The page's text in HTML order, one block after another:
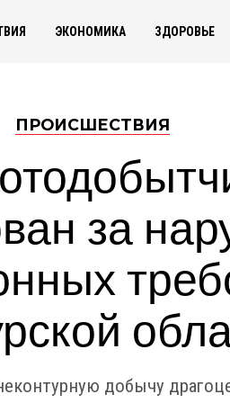
ЭКОНОМИКА ЗДОРОВЬЕ
ПРОИСШЕСТВИЯ
за
добычу